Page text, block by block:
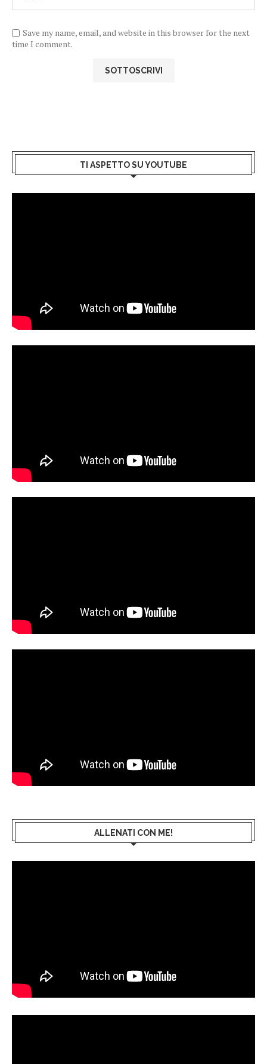
Save my name, email, and website in this browser for the next
time I comment.
TI ASPETTO SU YOUTUBE
ALLENATI CON ME!